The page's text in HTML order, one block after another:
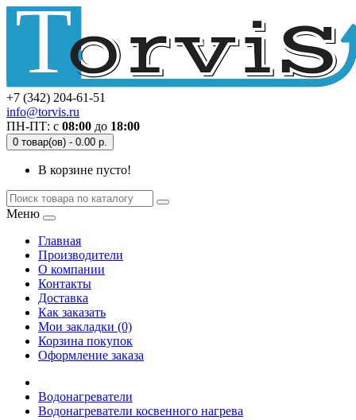
+7 (342) 204-61-51
info@torvis.ru
ПН-ПТ: с 08:00 до 18:00
0 товар(ов) - 0.00 р.
В корзине пусто!
Меню
Главная
Производители
О компании
Контакты
Доставка
Как заказать
Мои закладки (0)
Корзина покупок
Оформление заказа
Водонагреватели
Водонагреватели косвенного нагрева